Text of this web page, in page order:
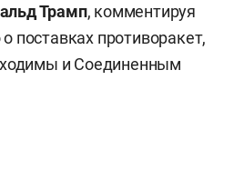
Трамп, комментируя
поставках противоракет,
и Соединенным